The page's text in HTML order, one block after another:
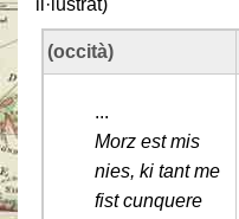
il·lustrat)
(occità)
...
Morz est mis
nies, ki tant me
fist cunquere